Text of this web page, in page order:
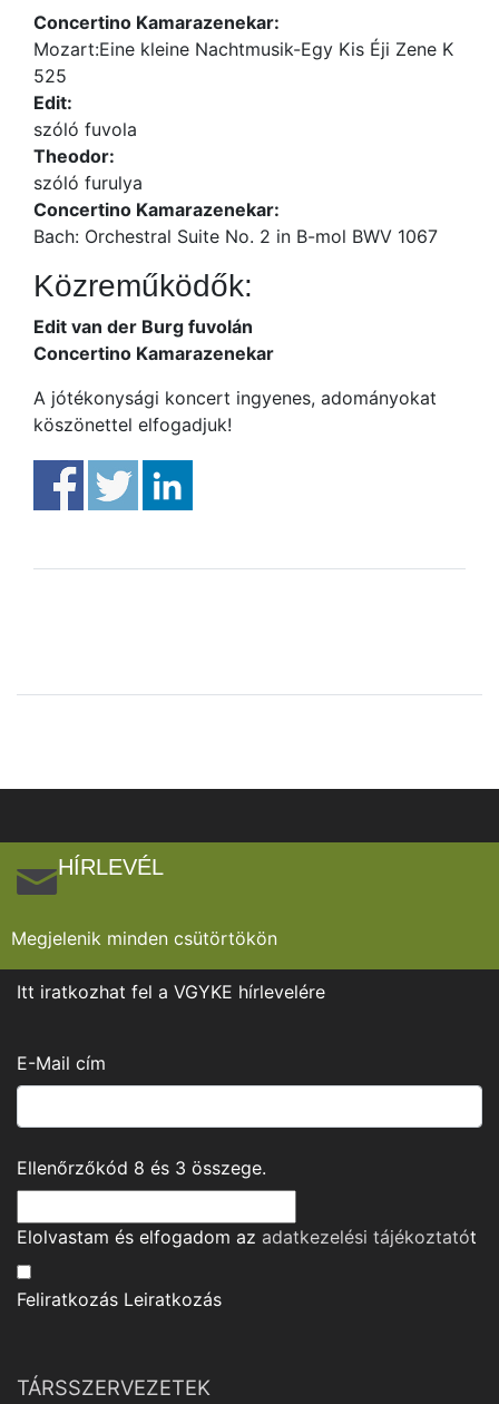
Concertino Kamarazenekar:
Mozart:Eine kleine Nachtmusik-Egy Kis Éji Zene K
525
Edit:
szóló fuvola
Theodor:
szóló furulya
Concertino Kamarazenekar:
Bach: Orchestral Suite No. 2 in B-mol BWV 1067
Közreműködők:
Edit van der Burg fuvolán
Concertino Kamarazenekar
A jótékonysági koncert ingyenes, adományokat
köszönettel elfogadjuk!
HÍRLEVÉL
Megjelenik minden csütörtökön
Itt iratkozhat fel a VGYKE hírlevelére
E-Mail cím
Ellenőrzőkód 8 és 3 összege.
Elolvastam és elfogadom az adatkezelési tájékoztatót
Feliratkozás Leiratkozás
TÁRSSZERVEZETEK